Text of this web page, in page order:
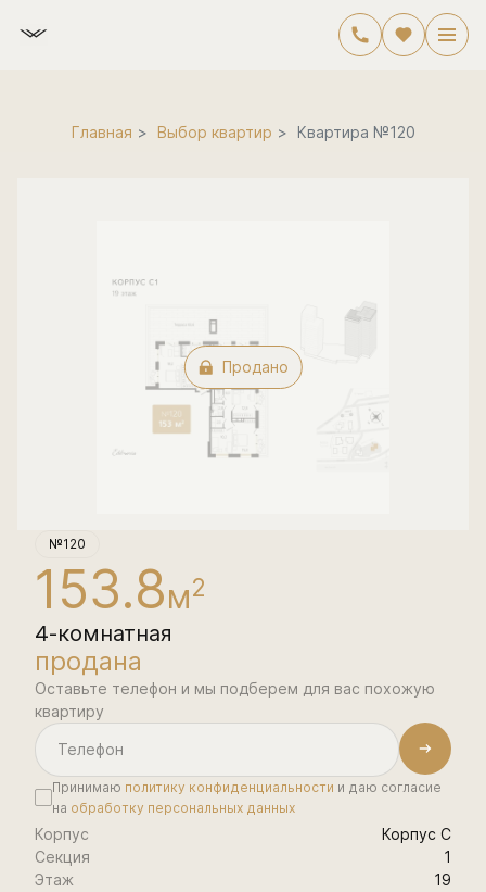
Главная Выбор квартир Квартира №120
4-комнатная153.8 м Цена по запросу
Продано
№120
153.8м2
4-комнатная
продана
Оставьте телефон и мы подберем для вас похожую
квартиру
Принимаю политику конфиденциальности и даю согласие
на обработку персональных данных
Корпус
Корпус С
Секция
1
Этаж
19